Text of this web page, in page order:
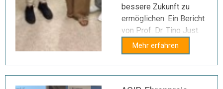
bessere Zukunft zu
ermöglichen. Ein Bericht
von Prof. Dr. Tino Just.
Mehr erfahren